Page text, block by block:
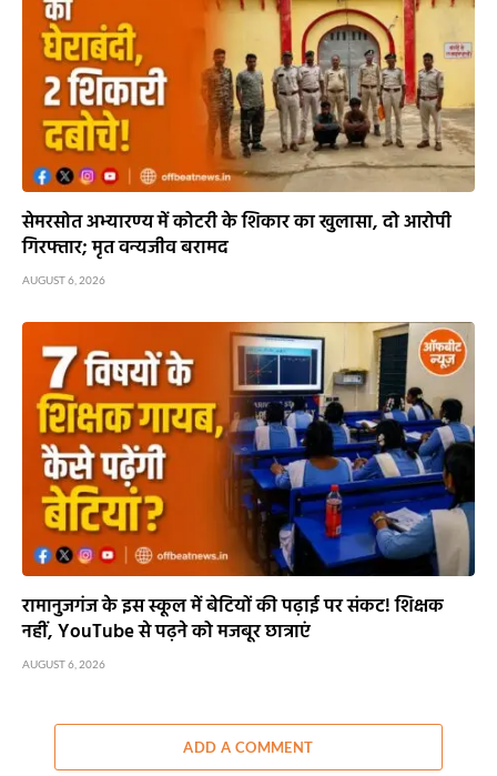
सेमरसोत अभ्यारण्य में कोटरी के शिकार का खुलासा, दो आरोपी
गिरफ्तार; मृत वन्यजीव बरामद
AUGUST 6, 2026
रामानुजगंज के इस स्कूल में बेटियों की पढ़ाई पर संकट! शिक्षक
नहीं, YouTube से पढ़ने को मजबूर छात्राएं
AUGUST 6, 2026
ADD A COMMENT